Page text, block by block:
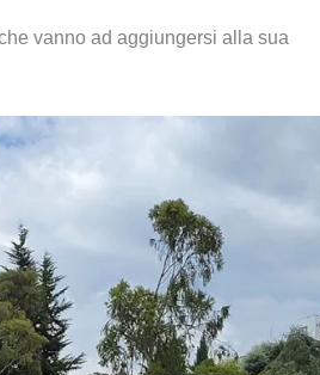
vanno ad aggiungersi alla sua